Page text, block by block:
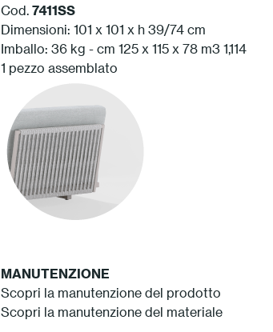
Cod. 7411SS
Dimensioni: 101 x 101 x h 39/74 cm
Imballo: 36 kg - cm 125 x 115 x 78 m3 1,114
1 pezzo assemblato
MANUTENZIONE
Scopri la manutenzione del prodotto
Scopri la manutenzione del materiale